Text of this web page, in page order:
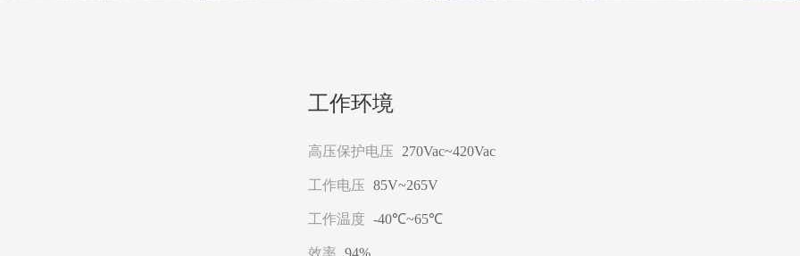
工作环境
高压保护电压 270Vac~420Vac
工作电压 85V~265V
工作温度 -40℃~65℃
效率 94%